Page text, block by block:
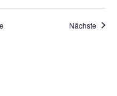
Nächste